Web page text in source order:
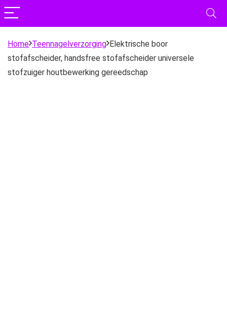
Home Teennagelverzorging Elektrische boor
stofafscheider, handsfree stofafscheider universele
stofzuiger houtbewerking gereedschap